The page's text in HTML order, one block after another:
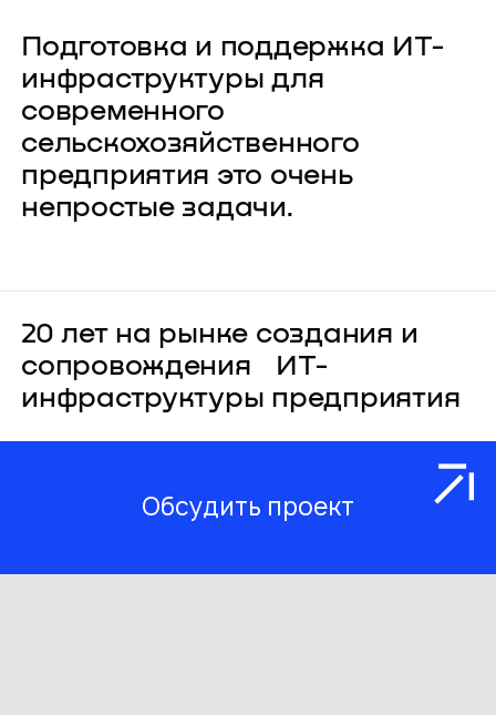
Подготовка и поддержка ИТ-
инфраструктуры для
современного
сельскохозяйственного
предприятия это очень
непростые задачи.
20 лет на рынке создания и
сопровождения ИТ-
инфраструктуры предприятия
Обсудить проект